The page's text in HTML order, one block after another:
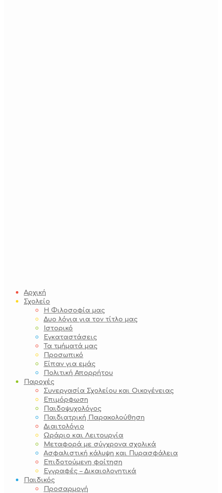
Αρχική
Σχολείο
Η Φιλοσοφία μας
Δυο λόγια για τον τίτλο μας
Ιστορικό
Εγκαταστάσεις
Τα τμήματά μας
Προσωπικό
Είπαν για εμάς
Πολιτική Απορρήτου
Παροχές
Συνεργασία Σχολείου και Οικογένειας
Επιμόρφωση
Παιδοψυχολόγος
Παιδιατρική Παρακολούθηση
Διαιτολόγιο
Ωράριο και Λειτουργία
Μεταφορά με σύγχρονα σχολικά
Ασφαλιστική κάλυψη και Πυρασφάλεια
Επιδοτούμενη φοίτηση
Εγγραφές – Δικαιολογητικά
Παιδικός
Προσαρμογή